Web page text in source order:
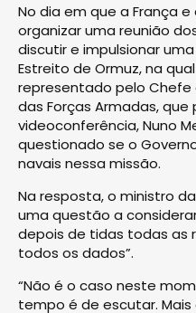
No dia em que a França
organizar uma reunião
discutir e impulsionar
Estreito de Ormuz, na
representado pelo
das Forças Armadas,
videoconferência, Nuno
questionado se o
navais nessa missão.
Na resposta, o ministro
uma questão a
depois de tidas todas as
todos os dados”.
“Não é o caso neste
tempo é de escutar.